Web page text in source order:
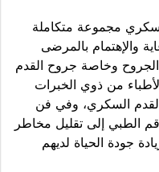
مجموعة متكاملة
والإهتمام بالمرضى
وخاصة جروح القدم
من ذوي الخبرات
السكري، وفي فن
الطبي إلى تقليل مخاطر
جودة الحياة لديهم